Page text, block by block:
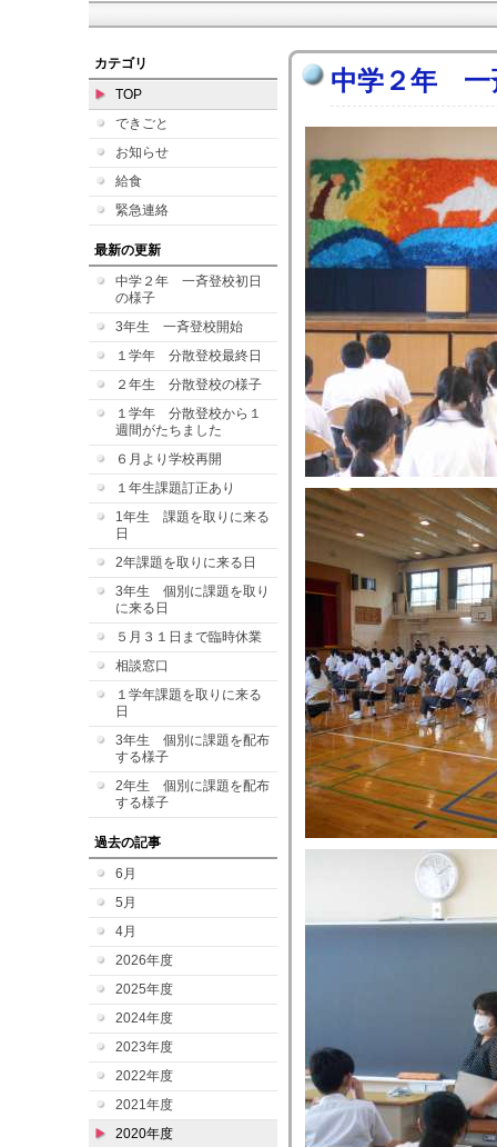
カテゴリ
TOP
できごと
お知らせ
給食
緊急連絡
最新の更新
中学２年 一斉登校初日
の様子
3年生 一斉登校開始
１学年 分散登校最終日
２年生 分散登校の様子
１学年 分散登校から１
週間がたちました
６月より学校再開
１年生課題訂正あり
1年生 課題を取りに来る
日
2年課題を取りに来る日
3年生 個別に課題を取り
に来る日
５月３１日まで臨時休業
相談窓口
１学年課題を取りに来る
日
3年生 個別に課題を配布
する様子
2年生 個別に課題を配布
する様子
過去の記事
6月
5月
4月
2026年度
2025年度
2024年度
2023年度
2022年度
2021年度
2020年度
中学２年 一